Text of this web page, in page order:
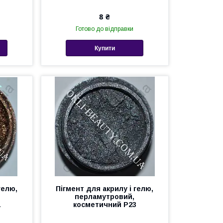
8 ₴
Готово до відправки
Купити
Пігмент для акрилу і гелю,
перламутровий,
косметичний Р23